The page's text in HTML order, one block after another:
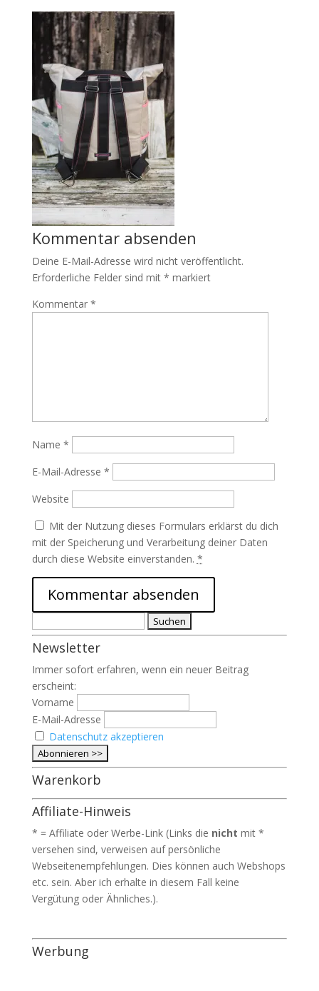
Kommentar absenden
Deine E-Mail-Adresse wird nicht veröffentlicht.
Erforderliche Felder sind mit * markiert
Kommentar *
Name *
E-Mail-Adresse *
Website
Mit der Nutzung dieses Formulars erklärst du dich
mit der Speicherung und Verarbeitung deiner Daten
durch diese Website einverstanden. *
nach:
Newsletter
Immer sofort erfahren, wenn ein neuer Beitrag
erscheint:
Vorname
E-Mail-Adresse
Datenschutz akzeptieren
Warenkorb
Affiliate-Hinweis
* = Affiliate oder Werbe-Link (Links die nicht mit *
versehen sind, verweisen auf persönliche
Webseitenempfehlungen. Dies können auch Webshops
etc. sein. Aber ich erhalte in diesem Fall keine
Vergütung oder Ähnliches.).
Werbung